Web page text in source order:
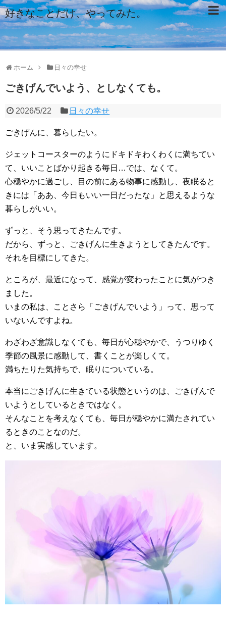
好きなことだけ、やってみた。
ホーム 日々の幸せ
ごきげんでいよう、としなくても。
2026/5/22 日々の幸せ
ごきげんに、暮らしたい。
ジェットコースターのようにドキドキわくわくに満ちてい
て、いいことばかり起きる毎日…では、なくて。
心穏やかに過ごし、目の前にある物事に感動し、夜眠ると
きには「ああ、今日もいい一日だったな」と思えるような
暮らしがいい。
ずっと、そう思ってきたんです。
だから、ずっと、ごきげんに生きようとしてきたんです。
それを目標にしてきた。
ところが、最近になって、感覚が変わったことに気がつき
ました。
いまの私は、ことさら「ごきげんでいよう」って、思って
いないんですよね。
わざわざ意識しなくても、毎日が心穏やかで、うつりゆく
季節の風景に感動して、書くことが楽しくて。
満ちたりた気持ちで、眠りについている。
本当にごきげんに生きている状態というのは、ごきげんで
いようとしているときではなく。
そんなことを考えなくても、毎日が穏やかに満たされてい
るときのことなのだ。
と、いま実感しています。